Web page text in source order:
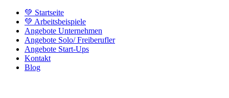
💚 Startseite
💚 Arbeitsbeispiele
Angebote Unternehmen
Angebote Solo/ Freiberufler
Angebote Start-Ups
Kontakt
Blog